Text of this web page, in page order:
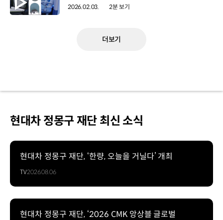
2026.02.03. 2분 보기
더보기
현대차 정몽구 재단 최신 소식
현대차 정몽구 재단, ‘한량, 오늘을 거닐다’ 개최
TV2026.08.06
현대차 정몽구 재단, ‘2026 CMK 앙상블 글로벌